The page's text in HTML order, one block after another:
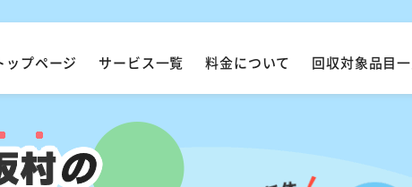
ップページ サービス一覧 料金について 回収対象品目
村の